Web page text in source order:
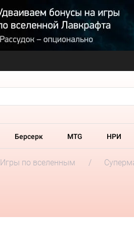
Берсерк MTG НРИ
Игры по вселенным